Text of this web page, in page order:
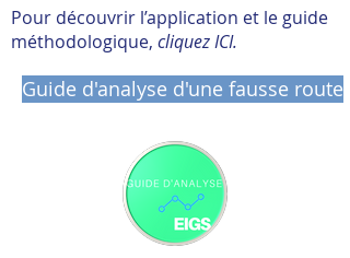
Pour découvrir l’application et le guide
méthodologique, cliquez ICI.
Guide d'analyse d'une fausse route